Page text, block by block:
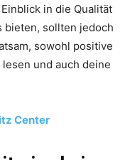
in die Qualität
bieten, sollten jedoch
sowohl positive
und auch deine
Center